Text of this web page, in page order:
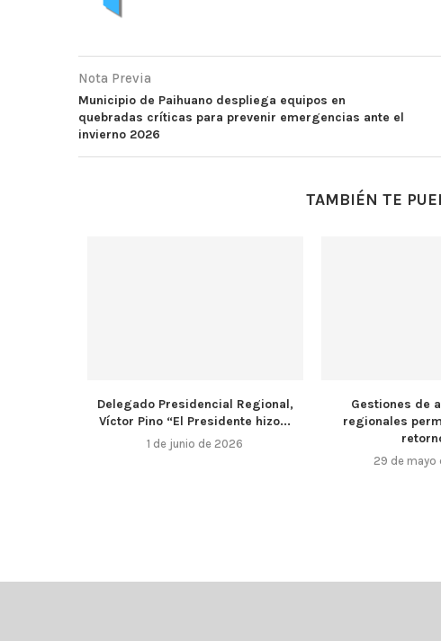
Nota Previa
Municipio de Paihuano despliega equipos en
quebradas críticas para prevenir emergencias ante el
invierno 2026
TAMBIÉN TE
Delegado Presidencial Regional,
Víctor Pino “El Presidente hizo...
1 de junio de 2026
Gestiones de
regionales
29 de mayo